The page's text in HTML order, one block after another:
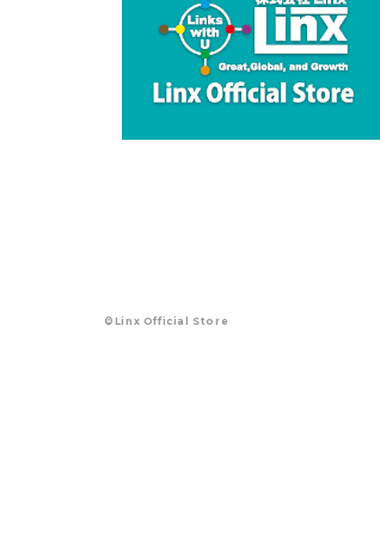
©Linx Official Store